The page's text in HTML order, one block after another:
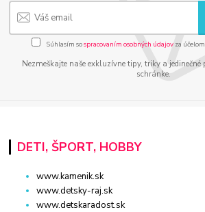
Súhlasím sospracovaním osobných údajov za
Nezmeškajte naše exkluzívne tipy, triky a jedinečné
schránke.
DETI, ŠPORT, HOBBY
www.kamenik.sk
www.detsky-raj.sk
www.detskaradost.sk